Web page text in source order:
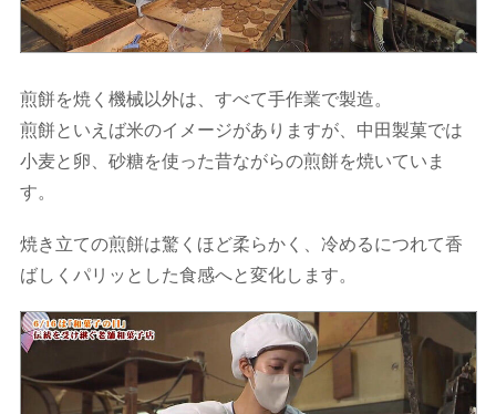
煎餅を焼く機械以外は、すべて手作業で製造。
煎餅といえば米のイメージがありますが、中田製菓では
小麦と卵、砂糖を使った昔ながらの煎餅を焼いていま
す。
焼き立ての煎餅は驚くほど柔らかく、冷めるにつれて香
ばしくパリッとした食感へと変化します。